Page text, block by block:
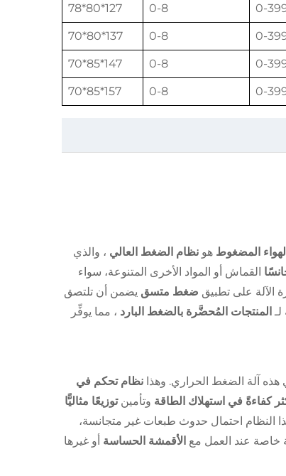
0-
0-8
127*80*78
0-
0-8
137*80*70
0-
0-8
147*85*70
0-
0-8
157*85*70
المضغوط هو نظام الضغط العالي ، والذي
القماش أو المواد الأخرى المتنوعة، سواء
الآلة على تطبيق ضغط متسق يضمن أن تلتصق
لـ المنتجات المُحضَّرة بالضغط البارد ، مما يوفِّر
آلة الضغط الحراري. وهذا نظام تحكم في
كفاءةً في استهلاك الطاقة وتأمينتوزيعًا مثاليًّا
النظام احتمال حدوث طبعات غير متجانسة،
خاصة عند العمل مع الأقمشة الحساسة أو غيرها